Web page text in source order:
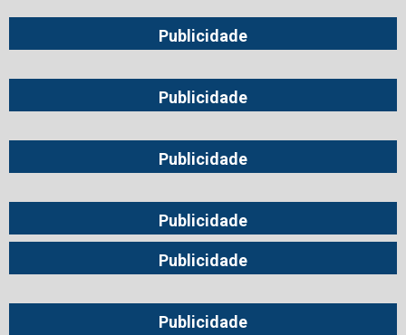
Publicidade
Publicidade
Publicidade
Publicidade
Publicidade
Publicidade